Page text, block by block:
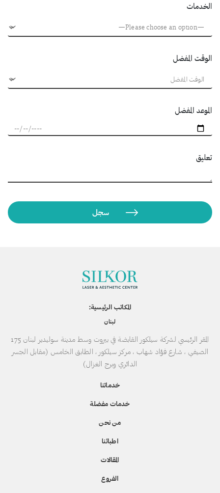
الخدمات
الوقت المفضل
الموعد المفضل
تعليق
المكاتب الرئيسية:
لبنان
المقر الرئيسي لشركة سيلكور القابضة في بيروت وسط مدينة سوليدير لبنان 175
الصيفي ، شارع فؤاد شهاب ، مركز سيلكور ، الطابق الخامس (مقابل الجسر
الدائري وبرج الغزال)
خدماتنا
خدمات مفضلة
من نحن
اطبائنا
المقالات
الفروع